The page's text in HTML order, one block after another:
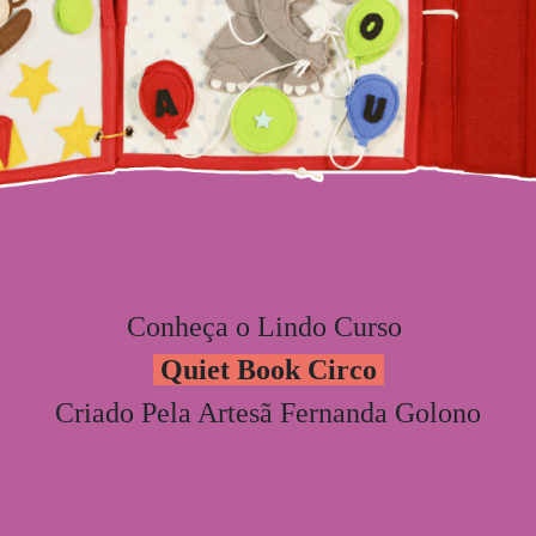
Conheça o Lindo Curso
Quiet Book Circo
Criado Pela Artesã Fernanda Golono